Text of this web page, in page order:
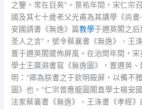
之鑒，常在目矣”。景祐年間，宋仁宗
國及其七十歲老父光甫為其講學《尚書
安國請書《無逸》篇教學于邇英閣之后
圣人之言”，號令蔡襄書《無逸》、王
置于邇英閣擺佈屏風。在治閏年間，
學士王廣淵書寫《無逸圖》，置邇英
明：“卿為朕書之于欽明殿屏，以備不
圖》也。”仁宗曾應龍圖閣直學士楊安
法家蔡襄書《無逸》、王洙書《孝經